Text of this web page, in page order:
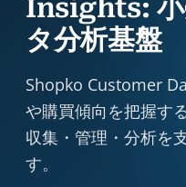
Insights: 小
タ分析基盤
Shopko Customer
や購買傾向を把握す
収集・管理・分析を
す。